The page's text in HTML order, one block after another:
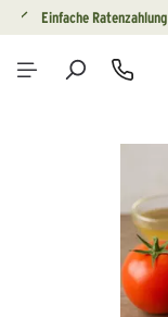
springen
Einfache Ratenzahlung